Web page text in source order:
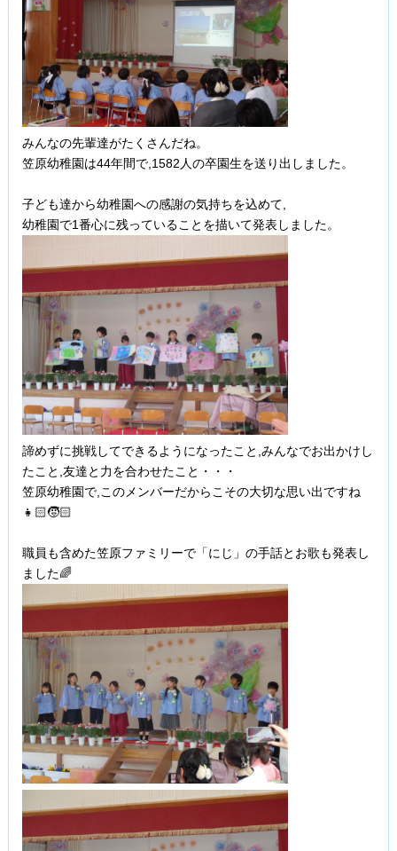
みんなの先輩達がたくさんだね。
笠原幼稚園は44年間で,1582人の卒園生を送り出しました。
子ども達から幼稚園への感謝の気持ちを込めて,
幼稚園で1番心に残っていることを描いて発表しました。
諦めずに挑戦してできるようになったこと,みんなでお出かけし
たこと,友達と力を合わせたこと・・・
笠原幼稚園で,このメンバーだからこその大切な思い出ですね
👧🏻🧒🏻
職員も含めた笠原ファミリーで「にじ」の手話とお歌も発表し
ました🌈